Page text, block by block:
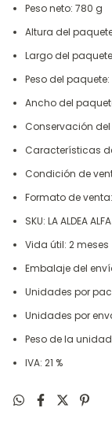
Peso neto: 780 g
Altura del
Largo del
Peso del
Ancho del
Conservación
Características
Condición de
Formato de
SKU: LA ALDEA
Vida útil: 2 meses
Embalaje del
Unidades por
Unidades por
Peso de la
IVA: 21 %